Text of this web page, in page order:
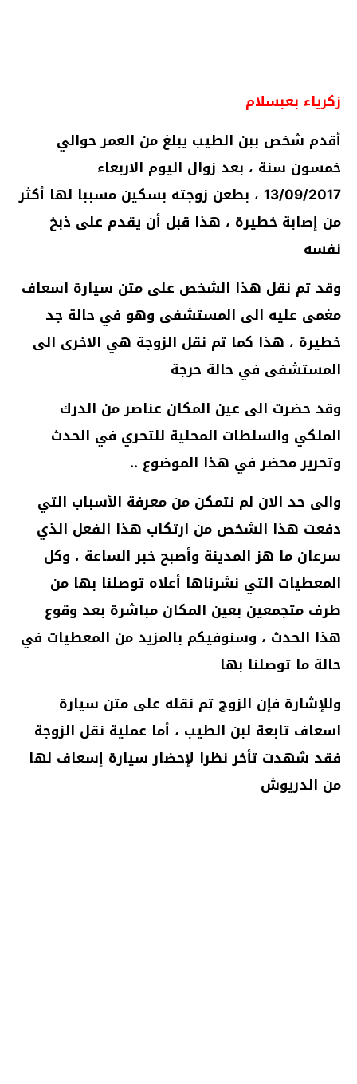
زكرياء بعبسلام
أقدم شخص ببن الطيب يبلغ من العمر حوالي
خمسون سنة ، بعد زوال اليوم الاربعاء
13/09/2017 ، بطعن زوجته بسكين مسببا لها أكثر
من إصابة خطيرة ، هذا قبل أن يقدم على ذبخ
نفسه
وقد تم نقل هذا الشخص على متن سيارة اسعاف
مغمى عليه الى المستشفى وهو في حالة جد
خطيرة ، هذا كما تم نقل الزوجة هي الاخرى الى
المستشفى في حالة حرجة
وقد حضرت الى عين المكان عناصر من الدرك
الملكي والسلطات المحلية للتحري في الحدث
وتحرير محضر في هذا الموضوع ..
والى حد الان لم نتمكن من معرفة الأسباب التي
دفعت هذا الشخص من ارتكاب هذا الفعل الذي
سرعان ما هز المدينة وأصبح خبر الساعة ، وكل
المعطيات التي نشرناها أعلاه توصلنا بها من
طرف متجمعين بعين المكان مباشرة بعد وقوع
هذا الحدث ، وسنوفيكم بالمزيد من المعطيات في
حالة ما توصلنا بها
وللإشارة فإن الزوج تم نقله على متن سيارة
اسعاف تابعة لبن الطيب ، أما عملية نقل الزوجة
فقد شهدت تأخر نظرا لإحضار سيارة إسعاف لها
من الدريوش